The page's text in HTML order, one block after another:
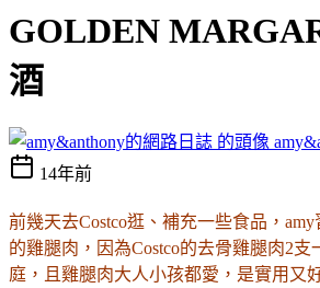
GOLDEN
酒
14年前
前幾天去Costco逛、補充一些食品，amy
的雞腿肉，因為Costco的去骨雞腿肉2支
庭，且雞腿肉大人小孩都愛，是實用又